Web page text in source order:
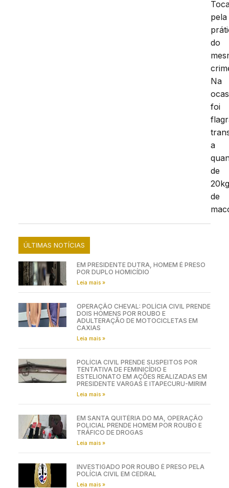
pela
do
Na
foi
a
de
de
ÚLTIMAS NOTÍCIAS
EM PRESIDENTE DUTRA, HOMEM É PRESO
POR DUPLO HOMICÍDIO
Leia mais »
OPERAÇÃO CHEVAL: POLÍCIA CIVIL PRENDE
DOIS HOMENS POR ROUBO E
ADULTERAÇÃO DE MOTOCICLETAS EM
CAXIAS
Leia mais »
POLÍCIA CIVIL PRENDE SUSPEITOS POR
TENTATIVA DE FEMINICÍDIO E
ESTELIONATO EM AÇÕES REALIZADAS EM
PRESIDENTE VARGAS E ITAPECURU-MIRIM
Leia mais »
EM SANTA QUITÉRIA DO MA, OPERAÇÃO
POLICIAL PRENDE HOMEM POR ROUBO E
TRÁFICO DE DROGAS
Leia mais »
INVESTIGADO POR ROUBO É PRESO PELA
POLÍCIA CIVIL EM CEDRAL
Leia mais »